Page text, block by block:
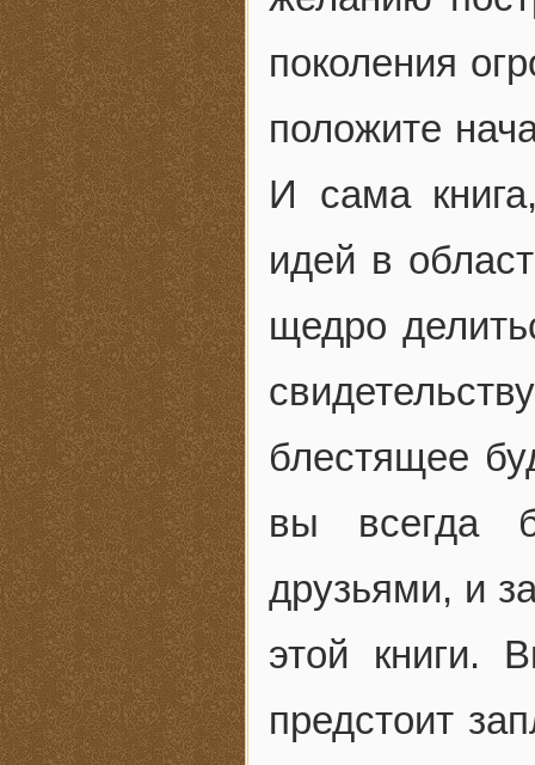
поколения
положите
И сама
идей в
щедро
блестящее
вы всегда
друзьями, и
этой книги.
предстоит